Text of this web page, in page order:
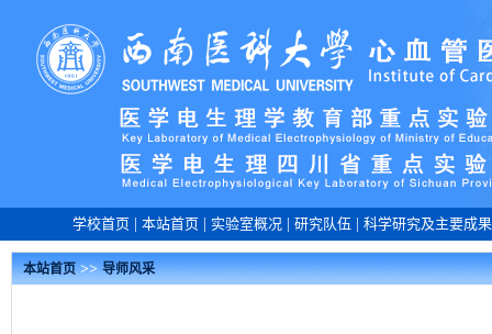
学校首页| 本站首页| 实验室概况| 研究队伍 科学研究及主要成果
本站首页>>导师风采